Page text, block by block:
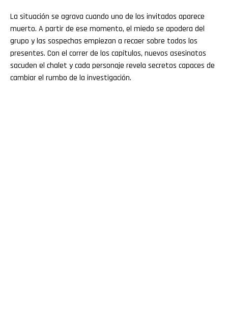
La situación se agrava cuando uno de los invitados aparece
muerto. A partir de ese momento, el miedo se apodera del
grupo y las sospechas empiezan a recaer sobre todos los
presentes. Con el correr de los capítulos, nuevos asesinatos
sacuden el chalet y cada personaje revela secretos capaces de
cambiar el rumbo de la investigación.